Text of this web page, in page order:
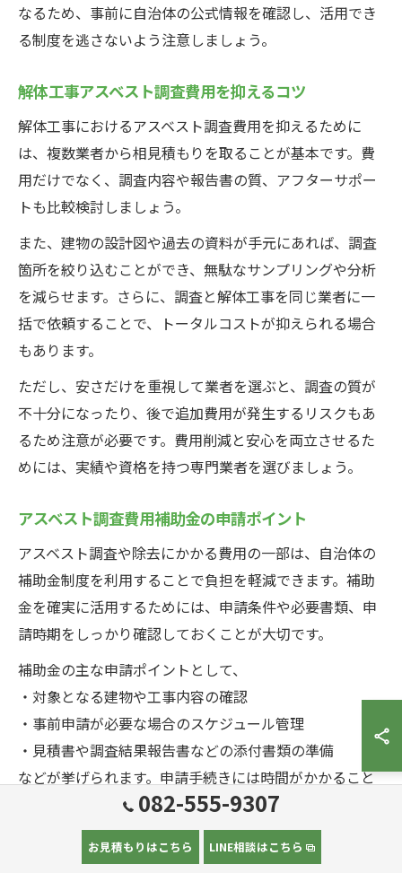
なるため、事前に自治体の公式情報を確認し、活用でき
る制度を逃さないよう注意しましょう。
解体工事アスベスト調査費用を抑えるコツ
解体工事におけるアスベスト調査費用を抑えるために
は、複数業者から相見積もりを取ることが基本です。費
用だけでなく、調査内容や報告書の質、アフターサポー
トも比較検討しましょう。
また、建物の設計図や過去の資料が手元にあれば、調査
箇所を絞り込むことができ、無駄なサンプリングや分析
を減らせます。さらに、調査と解体工事を同じ業者に一
括で依頼することで、トータルコストが抑えられる場合
もあります。
ただし、安さだけを重視して業者を選ぶと、調査の質が
不十分になったり、後で追加費用が発生するリスクもあ
るため注意が必要です。費用削減と安心を両立させるた
めには、実績や資格を持つ専門業者を選びましょう。
アスベスト調査費用補助金の申請ポイント
アスベスト調査や除去にかかる費用の一部は、自治体の
補助金制度を利用することで負担を軽減できます。補助
金を確実に活用するためには、申請条件や必要書類、申
請時期をしっかり確認しておくことが大切です。
補助金の主な申請ポイントとして、
・対象となる建物や工事内容の確認
・事前申請が必要な場合のスケジュール管理
・見積書や調査結果報告書などの添付書類の準備
などが挙げられます。申請手続きには時間がかかること
も多く、早めの準備が成功のカギとなります。
また、補助金制度は年度ごとに内容が変わる場合もある
ため、最新情報を自治体の窓口や公式サイトで確認しま
082-555-9307
お見積もりはこちら LINE相談はこちら